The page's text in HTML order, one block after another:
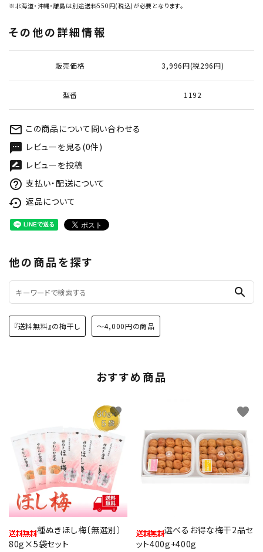
※北海道・沖縄・離島は別途送料550円(税込)が必要となります。
その他の詳細情報
販売価格 3,996円(税296円)
型番 1192
mail_outline この商品について問い合わせる
textsms レビューを見る(0件)
rate_review レビューを投稿
help_outline 支払い・配送について
settings_backup_restore 返品について
他の商品を探す
search
『送料無料』の梅干し ～4,000円の商品
おすすめ商品
種ぬきほし梅〔無選別〕
80g×5袋セット
favorite
選べるお得な梅干2品セ
ット400g+400g
favorite